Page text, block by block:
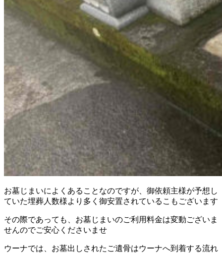
お墓じまいによくあることなのですが、御依頼主様が予想し
ていた埋葬人数様より多く御安置されているこもございます
その際であっても、お墓じまいのご利用料金は変動ございま
せんのでご安心くださいませ
ウーナでは、お墓出しされたご遺骨はウーナへ到着する流れ